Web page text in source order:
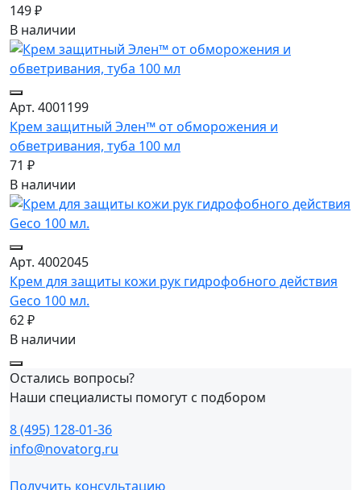
149 ₽
В наличии
Арт. 4001199
Крем защитный Элен™ от обморожения и
обветривания, туба 100 мл
71 ₽
В наличии
Арт. 4002045
Крем для защиты кожи рук гидрофобного действия
Geco 100 мл.
62 ₽
В наличии
Остались вопросы?
Наши специалисты помогут с подбором
8 (495) 128-01-36
info@novatorg.ru
Получить консультацию